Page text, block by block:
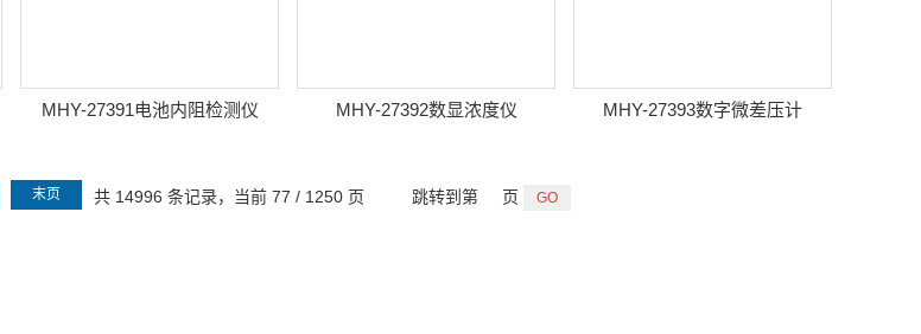
MHY-27391电池内阻检测仪 MHY-27392数显浓度仪 MHY-27393数字微差压计
共 14996 条记录，当前 77 / 1250 页
末页 跳转到第 页